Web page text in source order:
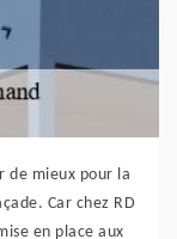
de mieux pour la
Car chez RD
en place aux